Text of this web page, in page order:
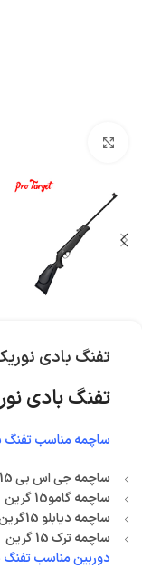
تفنگ بادی
تفنگ بادی
ساچمه مناسب تفنگ
ساچمه جی اس بی 15 گرین
ساچمه گامو15 گرین
ساچمه دیابلو 15گرین
ساچمه ترک 15 گرین
دوربین مناسب تفنگ